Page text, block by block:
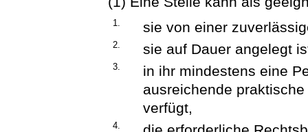
1. sie von einer
2. sie auf Dauer angelegt
3.
in ihr mindestens eine
ausreichende
verfügt,
4.